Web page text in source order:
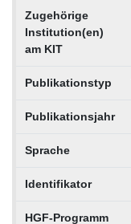
Zugehörige
Institution(en)
am KIT
Publikationstyp
Publikationsjahr
Sprache
Identifikator
HGF-Programm